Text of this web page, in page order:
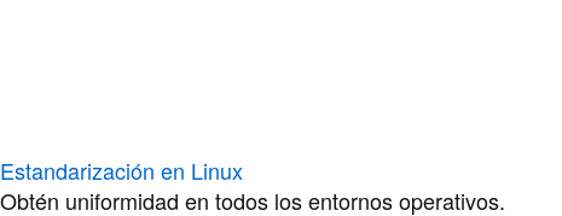
Estandarización en Linux
Obtén uniformidad en todos los entornos operativos.